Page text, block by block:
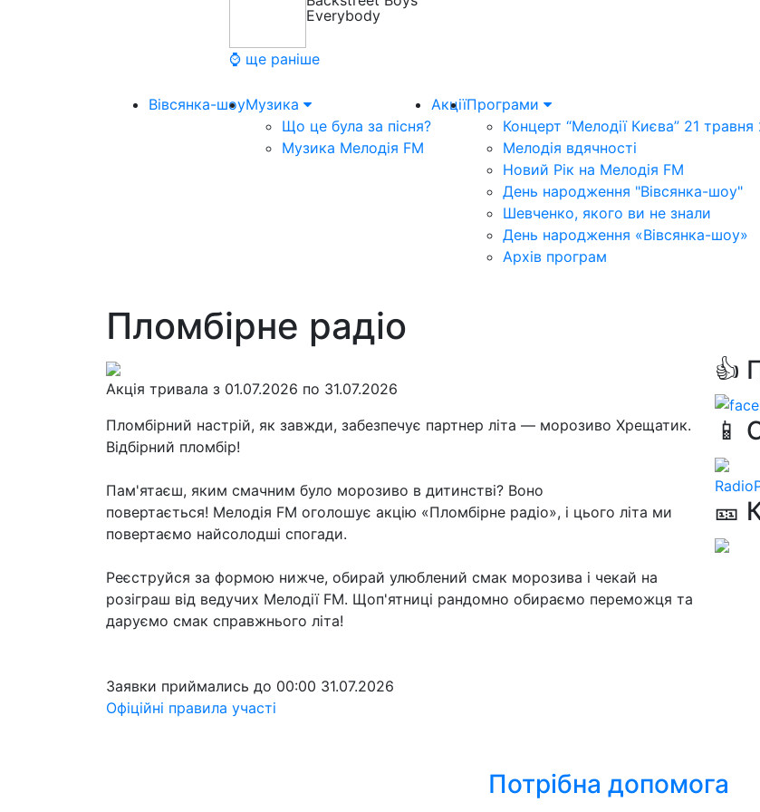
Everybody
⌚ ще раніше
Вівсянка-шоуМузика
Що це була за пісня?
Музика Мелодія FM
АкціїПрограми
Концерт “Мелодії Києва” 21
Мелодія вдячності
Новий Рік на Мелодія FM
День народження "Вівсянка-шоу"
Шевченко, якого ви не знали
День народження «Вівсянка-шоу»
Архів програм
Пломбірне радіо
Акція тривала з 01.07.2026 по 31.07.2026
Пломбірний настрій, як завжди, забезпечує партнер літа — морозиво Хрещатик.
Відбірний пломбір!
Пам'ятаєш, яким смачним було морозиво в дитинстві? Воно
повертається! Мелодія FM оголошує акцію «Пломбірне радіо», і цього літа ми
повертаємо найсолодші спогади.
Реєструйся за формою нижче, обирай улюблений смак морозива і чекай на
розіграш від ведучих Мелодії FM. Щоп'ятниці рандомно обираємо переможця та
даруємо смак справжнього літа!
Заявки приймались до 00:00 31.07.2026
Офіційні правила участі
👍
📱
🎫
Потрібна допомога